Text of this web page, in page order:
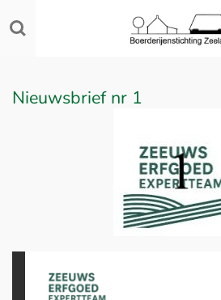
Ga
direct
hoofdinhoud
Nieuwsbrief nr 1